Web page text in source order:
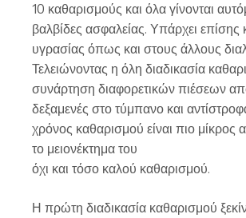
10 καθαρισμούς και όλα γίνονται
βαλβίδες ασφαλείας. Υπάρχει επίσης
υγρασίας όπως και στους άλλους
Τελειώνοντας η όλη διαδικασία
συνάρτηση διαφορετικών πιέσεων
δεξαμενές στο τύμπανο και
χρόνος καθαρισμού είναι πιο μίκρος
το μειονέκτημα του
όχι και τόσο καλού καθαρισμού.
Η πρώτη διαδικασία καθαρισμού